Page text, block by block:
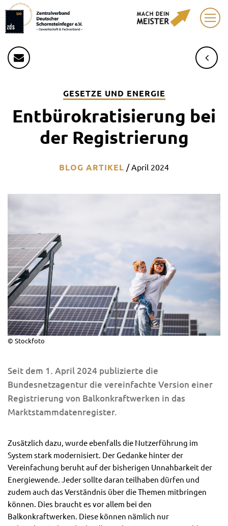
GESETZE UND ENERGIE
Entbürokratisierung bei
der Registrierung
BLOG ARTIKEL /April 2024
© Stockfoto
Seit dem 1. April 2024 publizierte die
Bundesnetzagentur die vereinfachte Version einer
Registrierung von Balkonkraftwerken in das
Marktstammdatenregister.
Zusätzlich dazu, wurde ebenfalls die Nutzerführung im
System stark modernisiert. Der Gedanke hinter der
Vereinfachung beruht auf der bisherigen Unnahbarkeit der
Energiewende. Jeder sollte daran teilhaben dürfen und
zudem auch das Verständnis über die Themen mitbringen
können. Dies braucht es vor allem bei den
Balkonkraftwerken. Diese können nämlich nur